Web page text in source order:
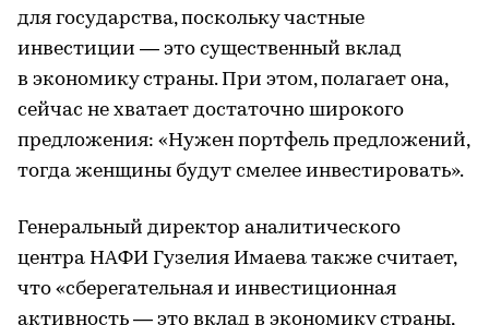
для государства, поскольку частные
инвестиции — это существенный вклад
в экономику страны. При этом, полагает она,
сейчас не хватает достаточно широкого
предложения: «Нужен портфель предложений,
тогда женщины будут смелее инвестировать».
Генеральный директор аналитического
центра НАФИ Гузелия Имаева также считает,
что «сберегательная и инвестиционная
активность — это вклад в экономику страны,